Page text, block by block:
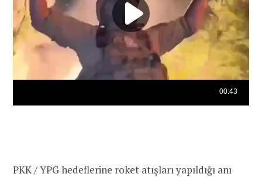
PKK / YPG hedeflerine roket atışları yapıldığı anı